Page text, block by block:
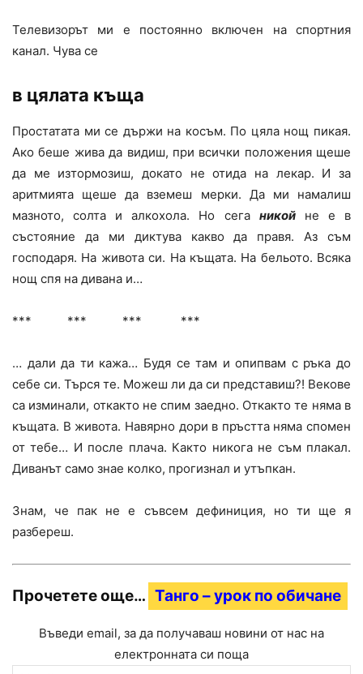
Телевизорът ми е постоянно включен на спортния
канал. Чува се
в цялата къща
Простатата ми се държи на косъм. По цяла нощ пикая.
Ако беше жива да видиш, при всички положения щеше
да ме изтормозиш, докато не отида на лекар. И за
аритмията щеше да вземеш мерки. Да ми намалиш
мазното, солта и алкохола. Но сега никойне е в
състояние да ми диктува какво да правя. Аз съм
господаря. На живота си. На къщата. На бельото. Всяка
нощ спя на дивана и…
*** *** *** ***
… дали да ти кажа… Будя се там и опипвам с ръка до
себе си. Търся те. Можеш ли да си представиш?! Векове
са изминали, откакто не спим заедно. Откакто те няма в
къщата. В живота. Навярно дори в пръстта няма спомен
от тебе… И после плача. Както никога не съм плакал.
Диванът само знае колко, прогизнал и утъпкан.
Знам, че пак не е съвсем дефиниция, но ти ще я
разбереш.
Прочетете още… Танго – урок по обичане
Въведи email, за да получаваш новини от нас на
електронната си поща